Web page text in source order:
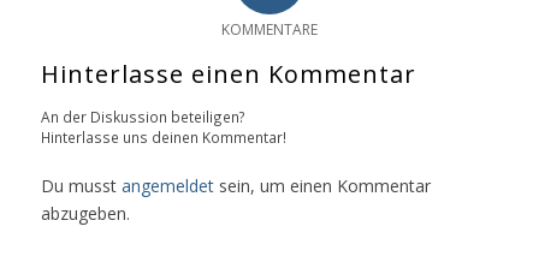
KOMMENTARE
Hinterlasse einen Kommentar
An der Diskussion beteiligen?
Hinterlasse uns deinen Kommentar!
Du musst angemeldetsein, um einen Kommentar
abzugeben.